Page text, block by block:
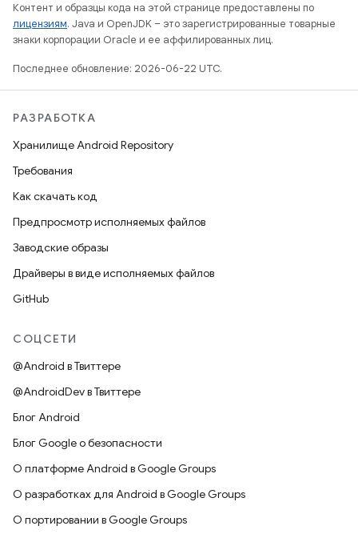
Контент и образцы кода на этой странице предоставлены по
лицензиям. Java и OpenJDK – это зарегистрированные товарные
знаки корпорации Oracle и ее аффилированных лиц.
Последнее обновление: 2026-06-22 UTC.
РАЗРАБОТКА
Хранилище Android Repository
Требования
Как скачать код
Предпросмотр исполняемых файлов
Заводские образы
Драйверы в виде исполняемых файлов
GitHub
СОЦСЕТИ
@Android в Твиттере
@AndroidDev в Твиттере
Блог Android
Блог Google о безопасности
О платформе Android в Google Groups
О разработках для Android в Google Groups
О портировании в Google Groups